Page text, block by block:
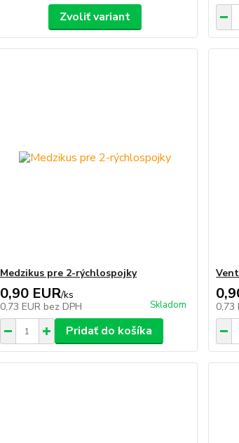
Zvoliť variant
Medzikus pre 2-rýchlospojky
0,90 EUR/ks
0,73 EUR bez DPH Skladom
Pridať do košíka
0,73